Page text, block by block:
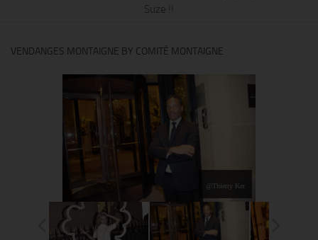
Suze !!
VENDANGES MONTAIGNE BY COMITÉ MONTAIGNE
@Thierry Ker